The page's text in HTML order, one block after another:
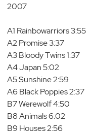
2007
A1 Rainbowarriors 3:55
A2 Promise 3:37
A3 Bloody Twins 1:37
A4 Japan 5:02
A5 Sunshine 2:59
A6 Black Poppies 2:37
B7 Werewolf 4:50
B8 Animals 6:02
B9 Houses 2:56